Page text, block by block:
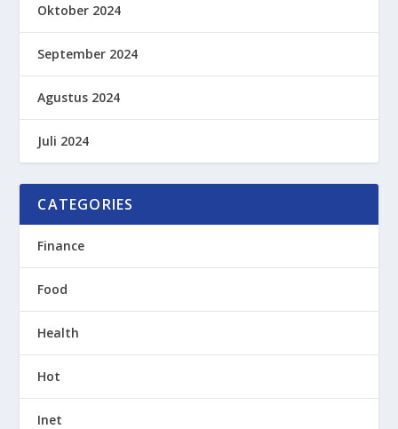
Oktober 2024
September 2024
Agustus 2024
Juli 2024
CATEGORIES
Finance
Food
Health
Hot
Inet